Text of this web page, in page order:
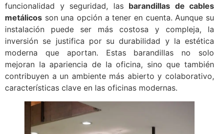
funcionalidad y seguridad, las barandillas de cables
metálicos son una opción a tener en cuenta. Aunque su
instalación puede ser más costosa y compleja, la
inversión se justifica por su durabilidad y la estética
moderna que aportan. Estas barandillas no solo
mejoran la apariencia de la oficina, sino que también
contribuyen a un ambiente más abierto y colaborativo,
características clave en las oficinas modernas.